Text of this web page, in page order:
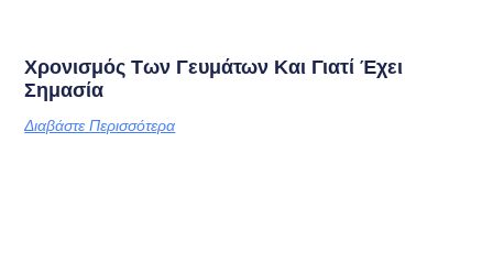
Χρονισμός Των Γευμάτων Και Γιατί Έχει
Σημασία
Διαβάστε Περισσότερα